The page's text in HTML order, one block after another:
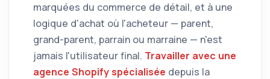
marquées du commerce de détail, et à une
logique d'achat où l'acheteur — parent,
grand-parent, parrain ou marraine — n'est
jamais l'utilisateur final. Travailler avec une
agence Shopify spécialisée depuis la